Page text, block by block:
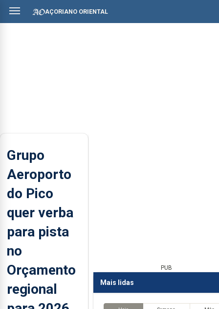
AÇORIANO ORIENTAL
Grupo
Aeroporto
do Pico
quer verba
para pista
no
Orçamento
regional
PUB
Mais lidas